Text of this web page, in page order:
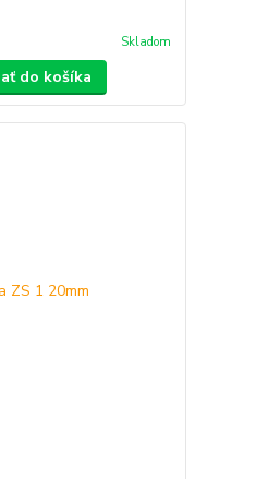
Skladom
do košíka